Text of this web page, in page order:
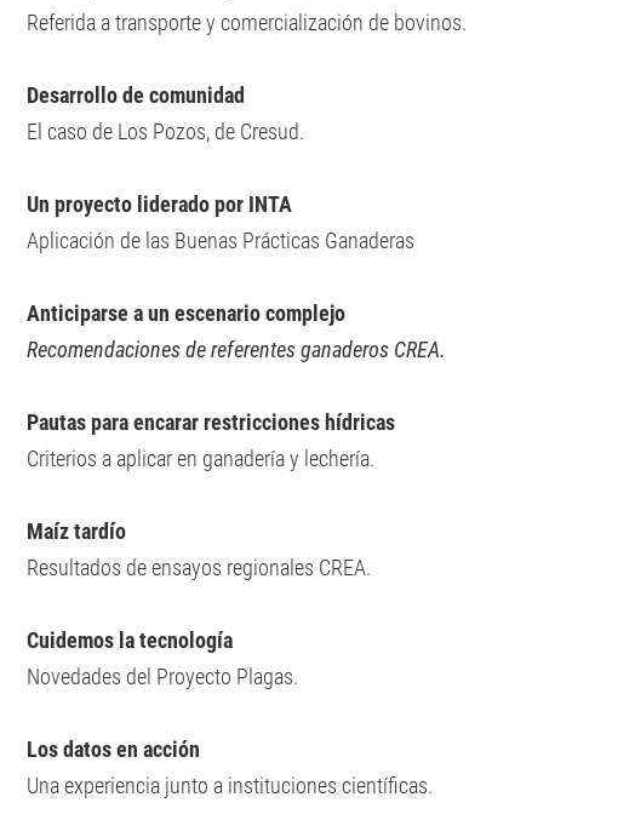
Referida a transporte y comercialización de bovinos.
Desarrollo de comunidad
El caso de Los Pozos, de Cresud.
Un proyecto liderado por INTA
Aplicación de las Buenas Prácticas Ganaderas
Anticiparse a un escenario complejo
Recomendaciones de referentes ganaderos CREA.
Pautas para encarar restricciones hídricas
Criterios a aplicar en ganadería y lechería.
Maíz tardío
Resultados de ensayos regionales CREA.
Cuidemos la tecnología
Novedades del Proyecto Plagas.
Los datos en acción
Una experiencia junto a instituciones científicas.